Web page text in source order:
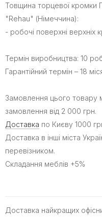
Товщина торцевої кромки
"Rehau" (Німеччина):
- робочі поверхні
Термін виробництва: 10
Гарантійний термін – 18
Замовлення цього товару
замовлення від 2 000 грн.
Доставка по Києву 1000
Доставка в інші міста
перевізником.
Складання меблів +5%
Доставка найкращих